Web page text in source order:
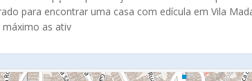
para encontrar uma casa com edícula em Vila
as ativ